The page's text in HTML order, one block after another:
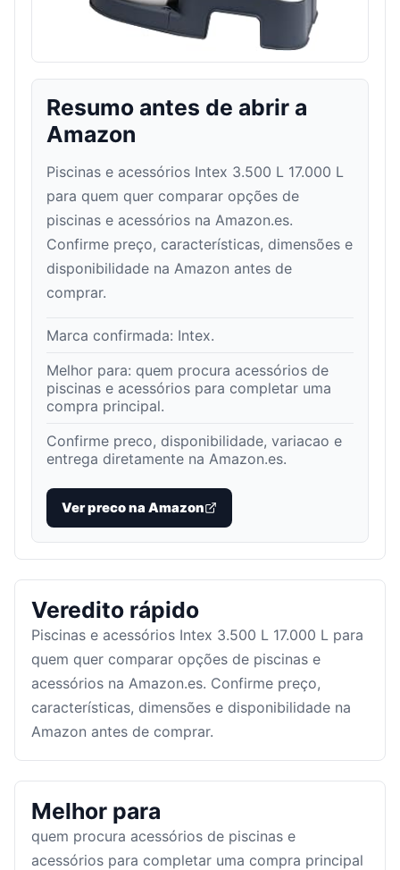
Resumo antes de abrir a
Amazon
Piscinas e acessórios Intex 3.500 L 17.000 L
para quem quer comparar opções de
piscinas e acessórios na Amazon.es.
Confirme preço, características, dimensões e
disponibilidade na Amazon antes de
comprar.
Marca confirmada: Intex.
Melhor para: quem procura acessórios de
piscinas e acessórios para completar uma
compra principal.
Confirme preco, disponibilidade, variacao e
entrega diretamente na Amazon.es.
Ver preco na Amazon
Veredito rápido
Piscinas e acessórios Intex 3.500 L 17.000 L para
quem quer comparar opções de piscinas e
acessórios na Amazon.es. Confirme preço,
características, dimensões e disponibilidade na
Amazon antes de comprar.
Melhor para
quem procura acessórios de piscinas e
acessórios para completar uma compra principal